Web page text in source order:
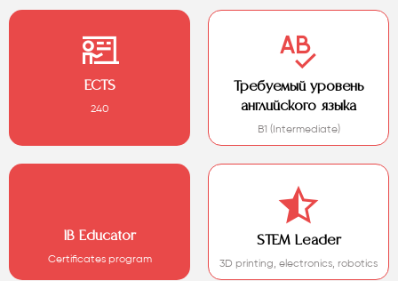
ECTS
240
Требуемый уровень
английского языка
B1 (Intermediate)
IB Educator
Certificates program
STEM Leader
3D printing, electronics, robotics